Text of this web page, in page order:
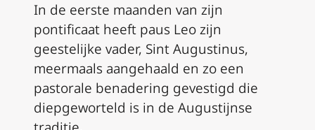
In de eerste maanden van zijn
pontificaat heeft paus Leo zijn
geestelijke vader, Sint Augustinus,
meermaals aangehaald en zo een
pastorale benadering gevestigd die
diepgeworteld is in de Augustijnse